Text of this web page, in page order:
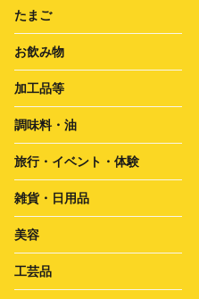
たまご
お飲み物
加工品等
調味料・油
旅行・イベント・体験
雑貨・日用品
美容
工芸品